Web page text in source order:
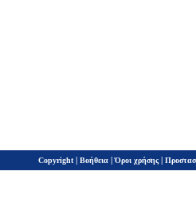
Copyright | Βοήθεια |Όροι χρήσης |